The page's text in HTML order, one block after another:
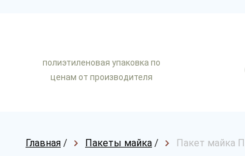
полиэтиленовая упаковка по
ценам от производителя
Главная / Пакеты майка / Пакет майка